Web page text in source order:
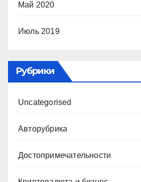
Май 2020
Июль 2019
Рубрики
Uncategorised
Авторубрика
Достопримечательности